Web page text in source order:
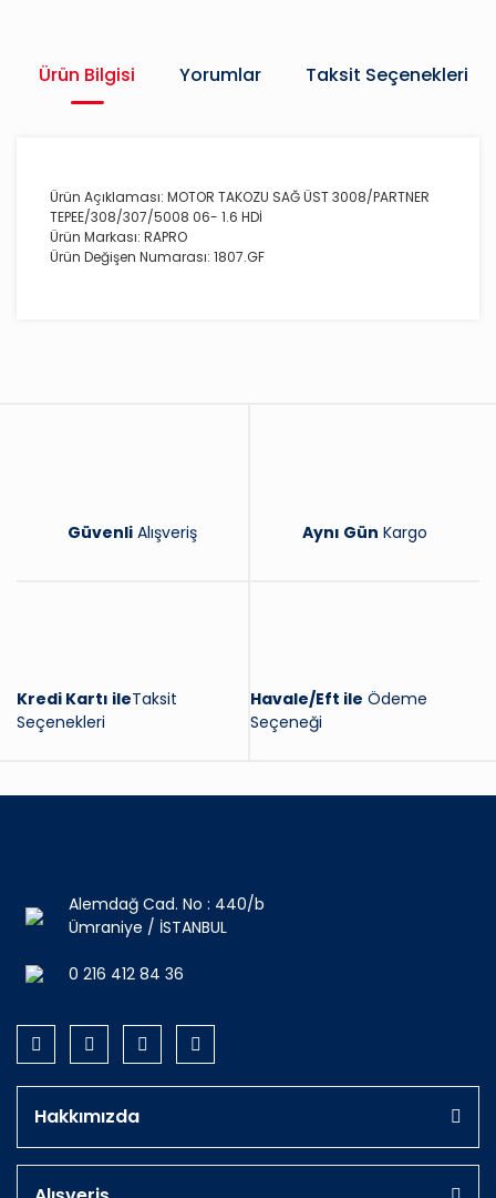
Ürün Bilgisi Yorumlar Taksit Seçenekleri
Ürün Açıklaması: MOTOR TAKOZU SAĞ ÜST 3008/PARTNER
TEPEE/308/307/5008 06- 1.6 HDİ
Ürün Markası: RAPRO
Ürün Değişen Numarası: 1807.GF
Güvenli Alışveriş Aynı Gün Kargo
Kredi Kartı ileTaksit
Seçenekleri
Havale/Eft ile Ödeme
Seçeneği
Alemdağ Cad. No : 440/b
Ümraniye / İSTANBUL
0 216 412 84 36
Hakkımızda